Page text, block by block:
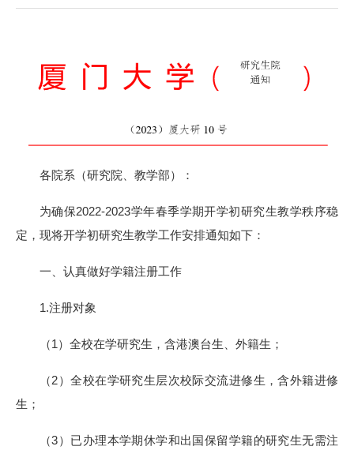
各院系（研究院、教学部）：
为确保2022-2023学年春季学期开学初研究生教学秩序稳
定，现将开学初研究生教学工作安排通知如下：
一、认真做好学籍注册工作
1.注册对象
（1）全校在学研究生，含港澳台生、外籍生；
（2）全校在学研究生层次校际交流进修生，含外籍进修
生；
（3）已办理本学期休学和出国保留学籍的研究生无需注